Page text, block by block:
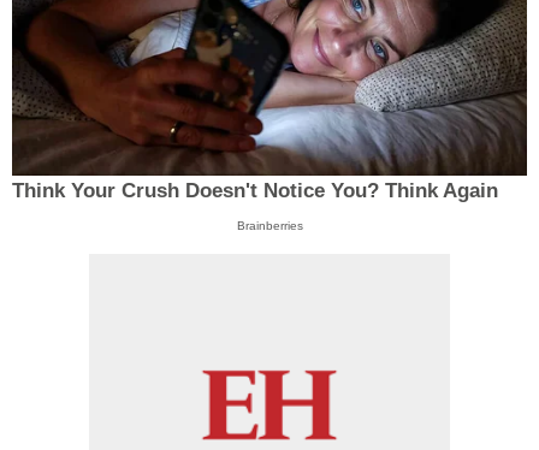
Think Your Crush Doesn't Notice You? Think Again
Brainberries